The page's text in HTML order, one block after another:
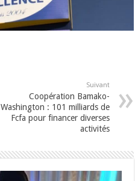
Suivant
Coopération Bamako-
Washington : 101 milliards de
Fcfa pour financer diverses
activités